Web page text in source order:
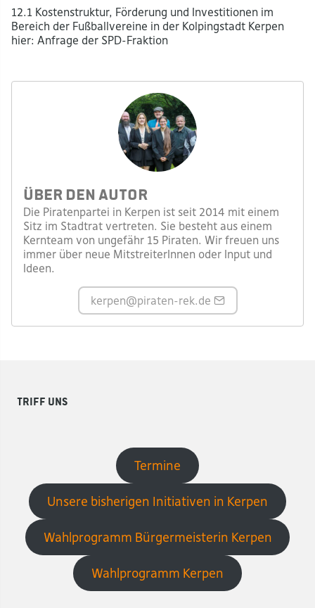
12.1 Kostenstruktur, Förderung und Investitionen im
Bereich der Fußballvereine in der Kolpingstadt Kerpen
hier: Anfrage der SPD-Fraktion
Über den Autor
Die Piratenpartei in Kerpen ist seit 2014 mit einem
Sitz im Stadtrat vertreten. Sie besteht aus einem
Kernteam von ungefähr 15 Piraten. Wir freuen uns
immer über neue MitstreiterInnen oder Input und
Ideen.
kerpen@piraten-rek.de
Triff uns
Termine
Unsere bisherigen Initiativen in Kerpen
Wahlprogramm Bürgermeisterin Kerpen
Wahlprogramm Kerpen